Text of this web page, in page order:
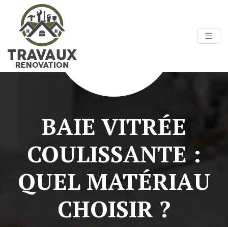
BAIE VITRÉE
COULISSANTE :
QUEL MATÉRIAU
CHOISIR ?